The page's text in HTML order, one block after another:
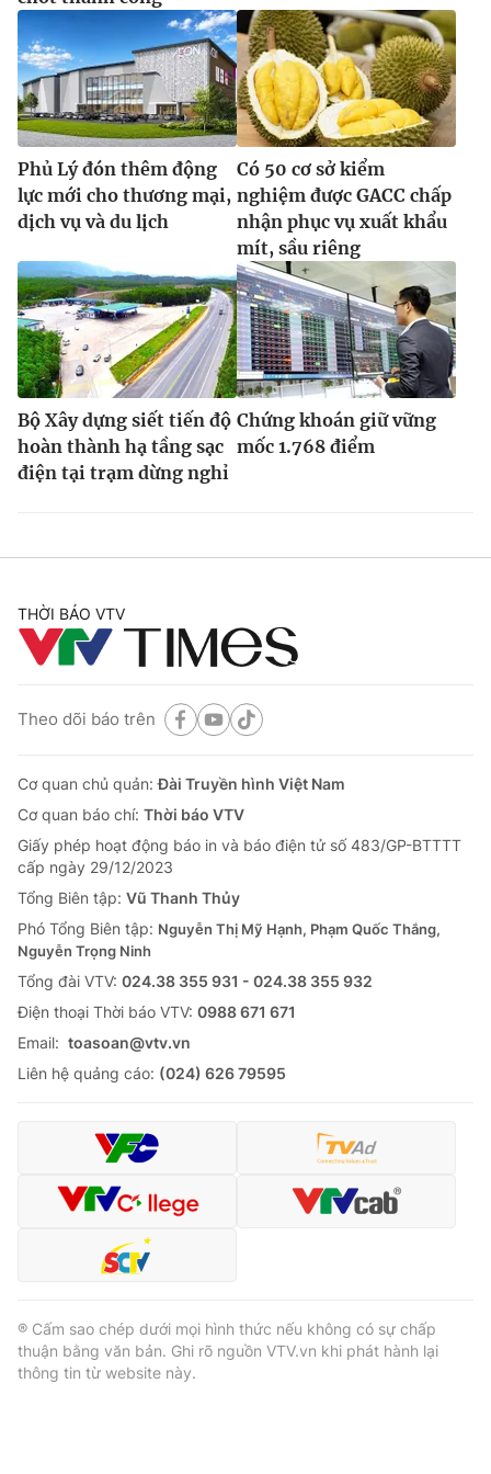
Phủ Lý đón thêm động
lực mới cho thương mại,
dịch vụ và du lịch
Có 50 cơ sở kiểm
nghiệm được GACC chấp
nhận phục vụ xuất khẩu
mít, sầu riêng
Bộ Xây dựng siết tiến độ
hoàn thành hạ tầng sạc
điện tại trạm dừng nghỉ
Chứng khoán giữ vững
mốc 1.768 điểm
THỜI BÁO VTV
Theo dõi báo trên
Cơ quan chủ quản:Đài Truyền hình Việt Nam
Cơ quan báo chí: Thời báo VTV
Giấy phép hoạt động báo in và báo điện tử số 483/GP-BTTTT
cấp ngày 29/12/2023
Tổng Biên tập: Vũ Thanh Thủy
Phó Tổng Biên tập: Nguyễn Thị Mỹ Hạnh, Phạm Quốc Thắng,
Nguyễn Trọng Ninh
Tổng đài VTV: 024.38 355 931 - 024.38 355 932
Ðiện thoại Thời báo VTV: 0988 671 671
Email: toasoan@vtv.vn
Liên hệ quảng cáo: (024) 626 79595
® Cấm sao chép dưới mọi hình thức nếu không có sự chấp
thuận bằng văn bản. Ghi rõ nguồn VTV.vn khi phát hành lại
thông tin từ website này.